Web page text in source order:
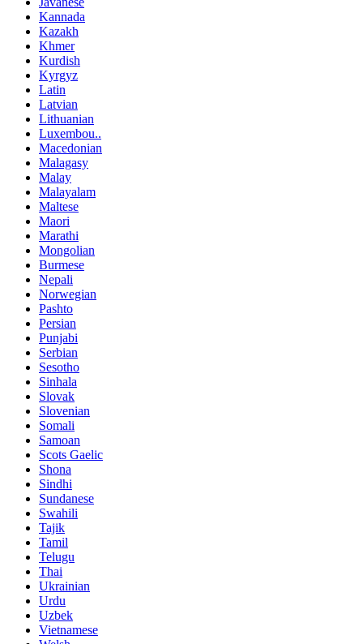
Kannada
Kazakh
Khmer
Kurdish
Kyrgyz
Latin
Latvian
Lithuanian
Luxembou..
Macedonian
Malagasy
Malay
Malayalam
Maltese
Maori
Marathi
Mongolian
Burmese
Nepali
Norwegian
Pashto
Persian
Punjabi
Serbian
Sesotho
Sinhala
Slovak
Slovenian
Somali
Samoan
Scots Gaelic
Shona
Sindhi
Sundanese
Swahili
Tajik
Tamil
Telugu
Thai
Ukrainian
Urdu
Uzbek
Vietnamese